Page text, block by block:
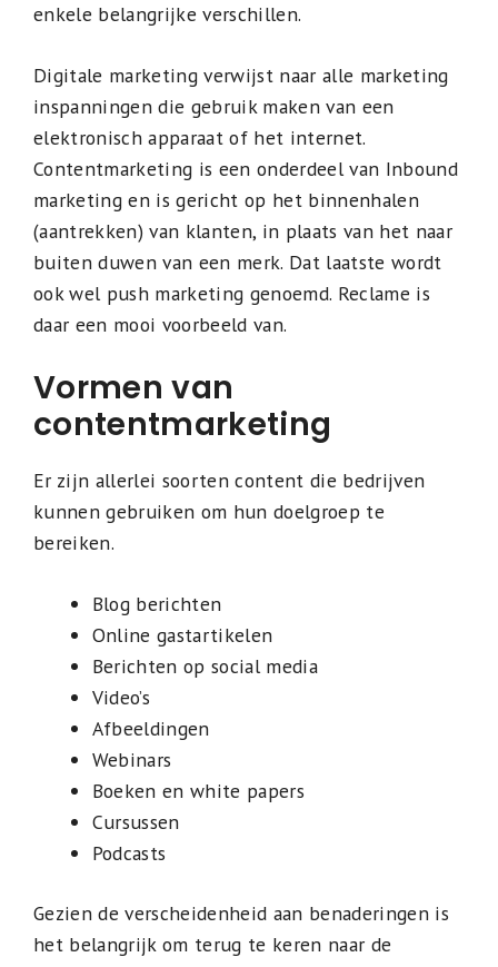
enkele belangrijke verschillen.
Digitale marketing verwijst naar alle marketing
inspanningen die gebruik maken van een
elektronisch apparaat of het internet.
Contentmarketing is een onderdeel van Inbound
marketing en is gericht op het binnenhalen
(aantrekken) van klanten, in plaats van het naar
buiten duwen van een merk. Dat laatste wordt
ook wel push marketing genoemd. Reclame is
daar een mooi voorbeeld van.
Vormen van
contentmarketing
Er zijn allerlei soorten content die bedrijven
kunnen gebruiken om hun doelgroep te
bereiken.
Blog berichten
Online gastartikelen
Berichten op social media
Video’s
Afbeeldingen
Webinars
Boeken en white papers
Cursussen
Podcasts
Gezien de verscheidenheid aan benaderingen is
het belangrijk om terug te keren naar de